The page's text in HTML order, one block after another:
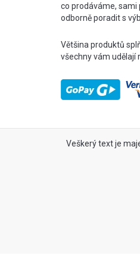
co prodáváme,
odborně poradit s
Většina produktů
všechny vám udělají
Veškerý text je